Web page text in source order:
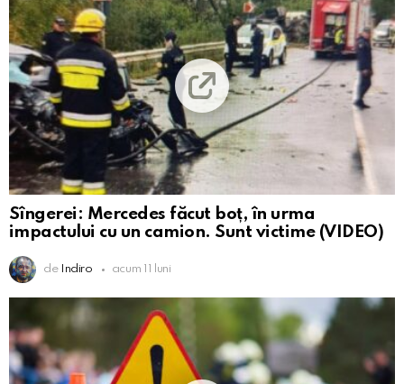
Sîngerei: Mercedes făcut boț, în urma
impactului cu un camion. Sunt victime (VIDEO)
de Indiro acum 11 luni